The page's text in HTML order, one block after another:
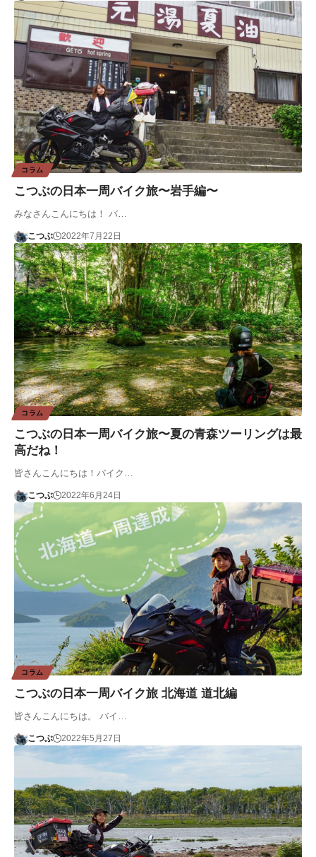
コラム
こつぶの日本一周バイク旅〜岩手編〜
みなさんこんにちは！ バ…
こつぶ 2022年7月22日
コラム
こつぶの日本一周バイク旅〜夏の青森ツーリングは最
高だね！
皆さんこんにちは！バイク…
こつぶ 2022年6月24日
コラム
こつぶの日本一周バイク旅 北海道 道北編
皆さんこんにちは。 バイ…
こつぶ 2022年5月27日